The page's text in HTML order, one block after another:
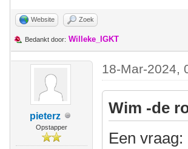
Website Zoek
Bedankt door: Willeke_IGKT
pieterz
Opstapper
18-Mar-2024,
Wim -de
Een